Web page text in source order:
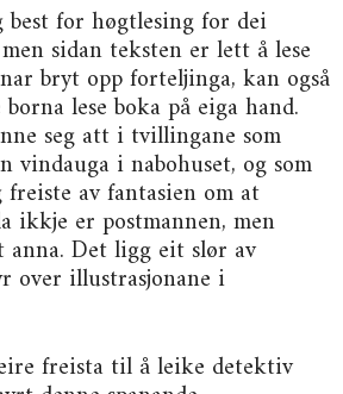
best for høgtlesing for dei
sidan teksten er lett å lese
bryt opp forteljinga, kan også
lese boka på eiga hand.
seg att i tvillingane som
i nabohuset, og som
av fantasien om at
ikkje er postmannen, men
Det ligg eit slør av
over illustrasjonane i
freista til å leike detektiv